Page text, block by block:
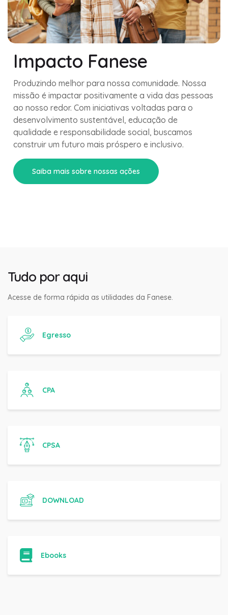
Impacto Fanese
Produzindo melhor para nossa comunidade. Nossa
missão é impactar positivamente a vida das pessoas
ao nosso redor. Com iniciativas voltadas para o
desenvolvimento sustentável, educação de
qualidade e responsabilidade social, buscamos
construir um futuro mais próspero e inclusivo.
Saiba mais sobre nossas ações
Tudo por aqui
Acesse de forma rápida as utilidades da Fanese.
Egresso
CPA
CPSA
DOWNLOAD
Ebooks